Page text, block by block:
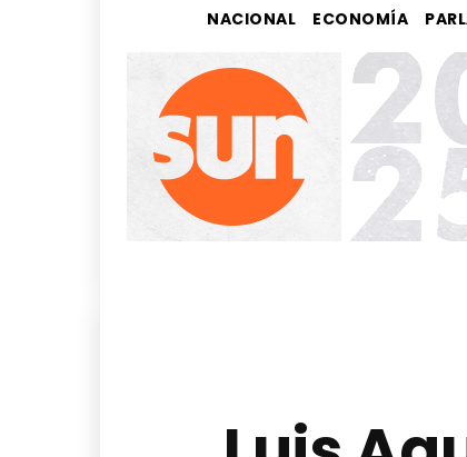
NACIONAL ECONOMÍA